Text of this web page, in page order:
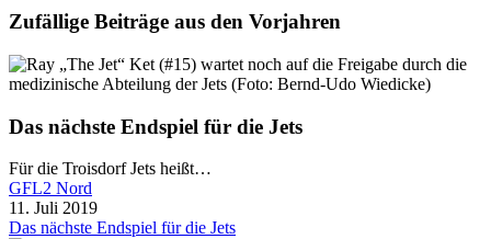
Zufällige Beiträge aus den Vorjahren
Das nächste Endspiel für die Jets
Für die Troisdorf Jets heißt…
GFL2 Nord
11. Juli 2019
Das nächste Endspiel für die Jets